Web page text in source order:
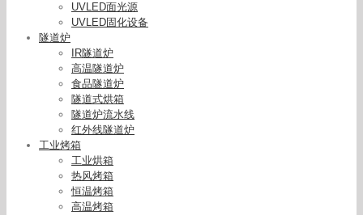
UVLED面光源
UVLED固化设备
隧道炉
IR隧道炉
高温隧道炉
食品隧道炉
隧道式烘箱
隧道炉流水线
红外线隧道炉
工业烤箱
工业烘箱
热风烤箱
恒温烤箱
高温烤箱